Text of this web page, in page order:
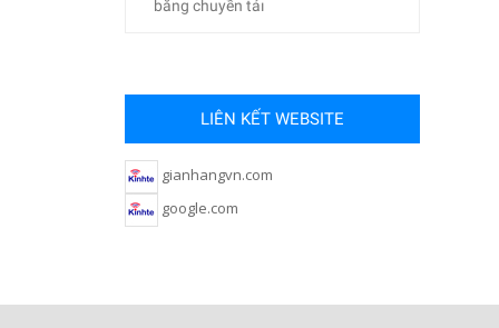
băng chuyền tảı
LIÊN KẾT WEBSITE
gianhangvn.com
google.com